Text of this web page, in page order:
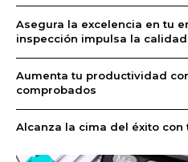
Asegura la excelencia en tu
inspección impulsa la
Aumenta tu productividad
comprobados
Alcanza la cima del éxito